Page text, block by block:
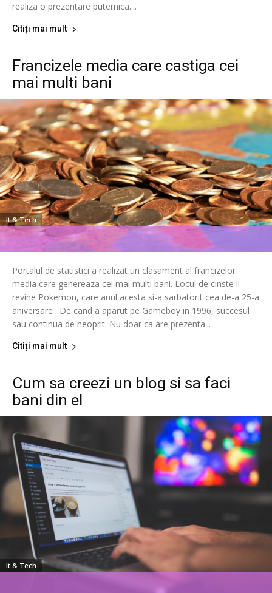
realiza o prezentare puternica....
Citiți mai mult
Francizele media care castiga cei
mai multi bani
It & Tech
Portalul de statistici a realizat un clasament al francizelor
media care genereaza cei mai multi bani. Locul de cinste ii
revine Pokemon, care anul acesta si-a sarbatorit cea de-a 25-a
aniversare . De cand a aparut pe Gameboy in 1996, succesul
sau continua de neoprit. Nu doar ca are prezenta...
Citiți mai mult
Cum sa creezi un blog si sa faci
bani din el
It & Tech